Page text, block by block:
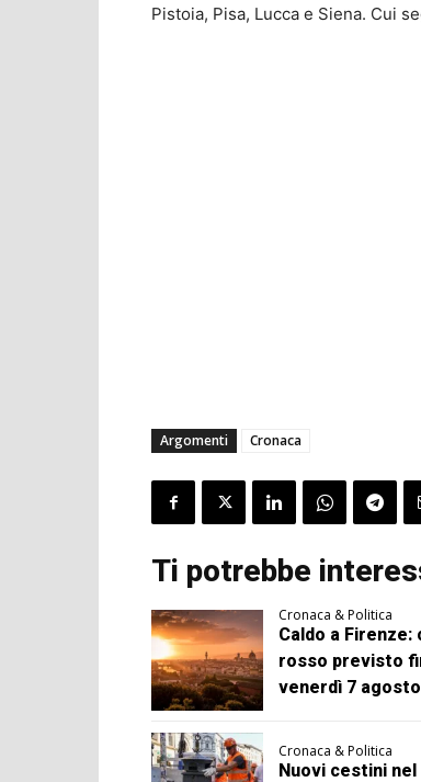
Pistoia, Pisa, Lucca e Siena. Cui
Argomenti Cronaca
Ti potrebbe
Cronaca & Politica
Caldo a Firenze:
rosso previsto
venerdì 7 agosto
Cronaca & Politica
Nuovi cestini